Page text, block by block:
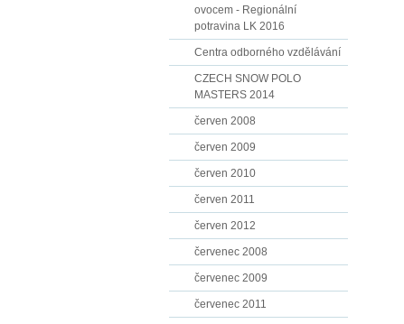
ovocem - Regionální
potravina LK 2016
Centra odborného vzdělávání
CZECH SNOW POLO
MASTERS 2014
červen 2008
červen 2009
červen 2010
červen 2011
červen 2012
červenec 2008
červenec 2009
červenec 2011